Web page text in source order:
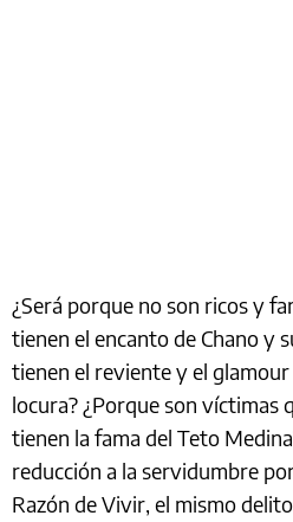
¿Será porque no son ricos y
tienen el encanto de Chano y
tienen el reviente y el
locura? ¿Porque son víctimas
tienen la fama del Teto
reducción a la servidumbre
Razón de Vivir, el mismo